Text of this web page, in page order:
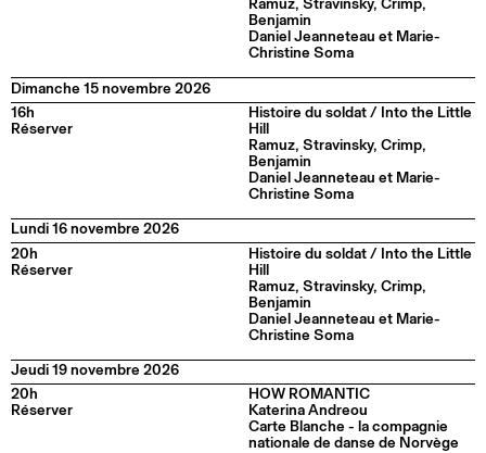
Ramuz, Stravinsky, Crimp,
Benjamin
Daniel Jeanneteau et Marie-
Christine Soma
Dimanche 15 novembre 2026
16h
Réserver
Histoire du soldat / Into the Little
Hill
Ramuz, Stravinsky, Crimp,
Benjamin
Daniel Jeanneteau et Marie-
Christine Soma
Lundi 16 novembre 2026
20h
Réserver
Histoire du soldat / Into the Little
Hill
Ramuz, Stravinsky, Crimp,
Benjamin
Daniel Jeanneteau et Marie-
Christine Soma
Jeudi 19 novembre 2026
20h
Réserver
HOW ROMANTIC
Katerina Andreou
Carte Blanche - la compagnie
nationale de danse de Norvège